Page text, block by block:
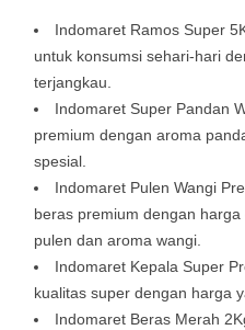
Indomaret Ramos Super
untuk konsumsi sehari-hari
terjangkau.
Indomaret Super Pandan
premium dengan aroma
spesial.
Indomaret Pulen Wangi
beras premium dengan
pulen dan aroma wangi.
Indomaret Kepala Super
kualitas super dengan harga
Indomaret Beras Merah